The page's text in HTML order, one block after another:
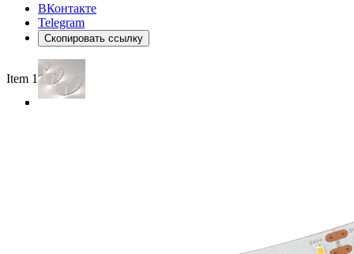
ВКонтакте
Telegram
Скопировать ссылку
Item 1 of 3